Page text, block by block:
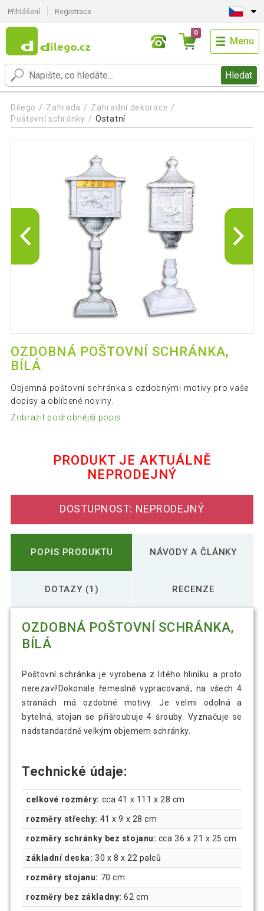
Přihlášení Registrace
Hledat
0
Menu
Dilego Zahrada
Zahradní dekorace
Poštovní schránky
Ostatní
OZDOBNÁ POŠTOVNÍ SCHRÁNKA,
BÍLÁ
Objemná poštovní schránka s ozdobnými motivy pro vaše
dopisy a oblíbené noviny.
Zobrazit podrobnější popis
PRODUKT JE AKTUÁLNĚ
NEPRODEJNÝ
DOSTUPNOST: NEPRODEJNÝ
POPIS PRODUKTU NÁVODY A ČLÁNKY
DOTAZY (1) RECENZE
OZDOBNÁ POŠTOVNÍ SCHRÁNKA,
BÍLÁ
Poštovní schránka je vyrobena z litého hliníku a proto
nerezaví!Dokonale řemeslně vypracovaná, na všech 4
stranách má ozdobné motivy. Je velmi odolná a
bytelná, stojan se přišroubuje 4 šrouby. Vyznačuje se
nadstandardně velkým objemem schránky.
Technické údaje:
celkové rozměry: cca 41 x 111 x 28 cm
rozměry střechy: 41 x 9 x 28 cm
rozměry schránky bez stojanu: cca 36 x 21 x 25 cm
základní deska: 30 x 8 x 22 palců
rozměry stojanu: 70 cm
rozměry bez základny: 62 cm